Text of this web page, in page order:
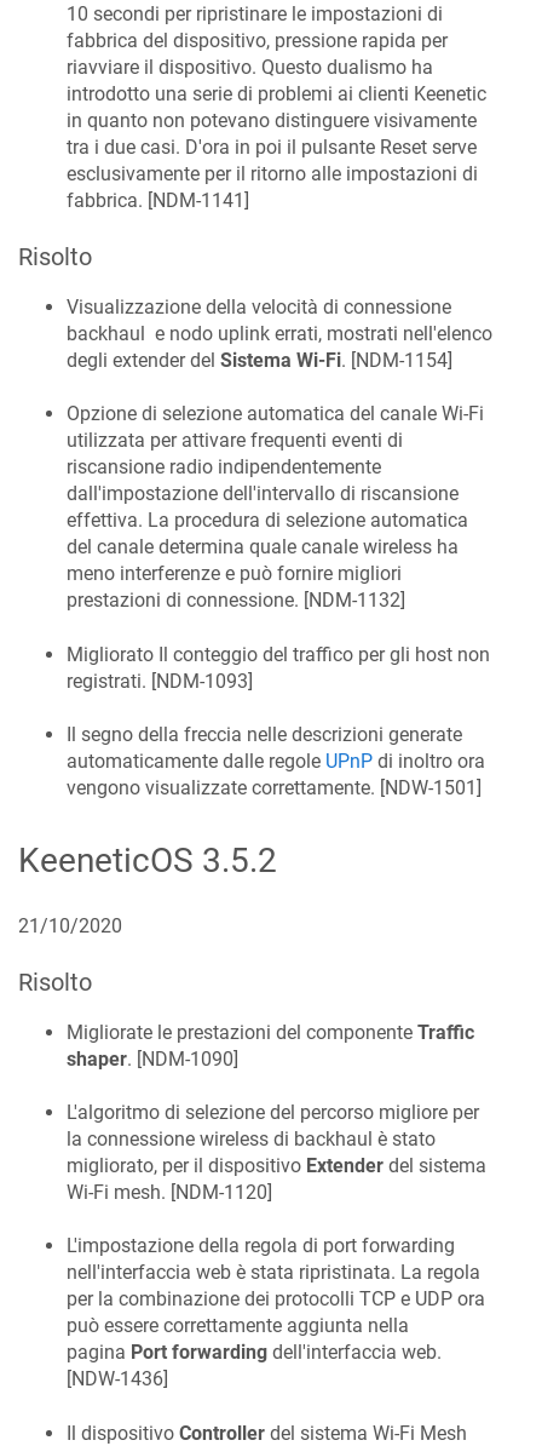
10 secondi per ripristinare le impostazioni di
fabbrica del dispositivo, pressione rapida per
riavviare il dispositivo. Questo dualismo ha
introdotto una serie di problemi ai clienti Keenetic
in quanto non potevano distinguere visivamente
tra i due casi. D'ora in poi il pulsante Reset serve
esclusivamente per il ritorno alle impostazioni di
fabbrica. [NDM-1141]
Risolto
Visualizzazione della velocità di connessione
backhaul e nodo uplink errati, mostrati nell'elenco
degli extender del Sistema Wi‑Fi. [NDM-1154]
Opzione di selezione automatica del canale Wi‑Fi
utilizzata per attivare frequenti eventi di
riscansione radio indipendentemente
dall'impostazione dell'intervallo di riscansione
effettiva. La procedura di selezione automatica
del canale determina quale canale wireless ha
meno interferenze e può fornire migliori
prestazioni di connessione. [NDM-1132]
Migliorato Il conteggio del traffico per gli host non
registrati. [NDM-1093]
Il segno della freccia nelle descrizioni generate
automaticamente dalle regole UPnP di inoltro ora
vengono visualizzate correttamente. [NDW-1501]
KeeneticOS 3.5.2
21/10/2020
Risolto
Migliorate le prestazioni del componente Traffic
shaper. [NDM-1090]
L'algoritmo di selezione del percorso migliore per
la connessione wireless di backhaul è stato
migliorato, per il dispositivo Extender del sistema
Wi‑Fi mesh. [NDM-1120]
L'impostazione della regola di port forwarding
nell'interfaccia web è stata ripristinata. La regola
per la combinazione dei protocolli TCP e UDP ora
può essere correttamente aggiunta nella
pagina Port forwarding dell'interfaccia web.
[NDW-1436]
Il dispositivo Controller del sistema Wi‑Fi Mesh